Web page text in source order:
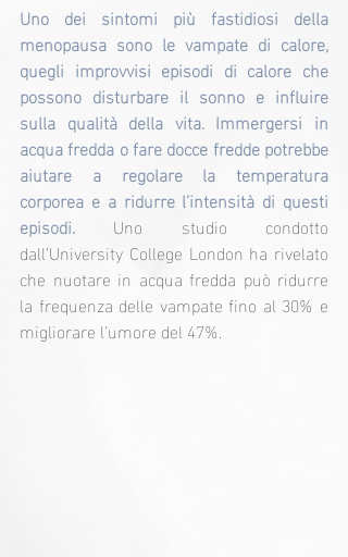
Uno dei sintomi più fastidiosi della
menopausa sono le vampate di calore,
quegli improvvisi episodi di calore che
possono disturbare il sonno e influire
sulla qualità della vita. Immergersi in
acqua fredda o fare docce fredde potrebbe
aiutare a regolare la temperatura
corporea e a ridurre l’intensità di questi
episodi. Uno studio condotto
dall’University College London ha rivelato
che nuotare in acqua fredda può ridurre
la frequenza delle vampate fino al 30% e
migliorare l’umore del 47%.